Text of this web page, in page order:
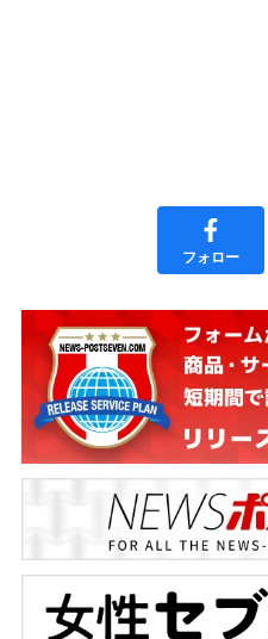
フォロー